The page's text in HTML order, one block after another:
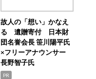
故人の「想い」かなえ
る 遺贈寄付 日本財
団名誉会長 笹川陽平氏
×フリーアナウンサー
長野智子氏
PR